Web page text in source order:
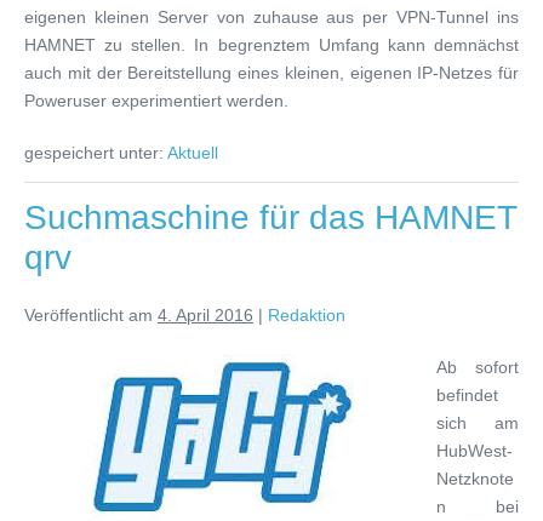
eigenen kleinen Server von zuhause aus per VPN-Tunnel ins
HAMNET zu stellen. In begrenztem Umfang kann demnächst
auch mit der Bereitstellung eines kleinen, eigenen IP-Netzes für
Poweruser experimentiert werden.
gespeichert unter: Aktuell
Suchmaschine für das HAMNET
qrv
Veröffentlicht am 4. April 2016 | Redaktion
Ab sofort
befindet
sich am
HubWest-
Netzknote
n bei